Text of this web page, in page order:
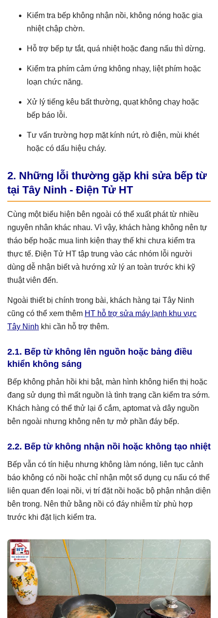
Kiểm tra bếp không nhận nồi, không nóng hoặc gia
nhiệt chập chờn.
Hỗ trợ bếp tự tắt, quá nhiệt hoặc đang nấu thì dừng.
Kiểm tra phím cảm ứng không nhạy, liệt phím hoặc
loạn chức năng.
Xử lý tiếng kêu bất thường, quạt không chạy hoặc
bếp báo lỗi.
Tư vấn trường hợp mặt kính nứt, rò điện, mùi khét
hoặc có dấu hiệu cháy.
2. Những lỗi thường gặp khi sửa bếp từ
tại Tây Ninh - Điện Tử HT
Cùng một biểu hiện bên ngoài có thể xuất phát từ nhiều
nguyên nhân khác nhau. Vì vậy, khách hàng không nên tự
tháo bếp hoặc mua linh kiện thay thế khi chưa kiểm tra
thực tế. Điện Tử HT tập trung vào các nhóm lỗi người
dùng dễ nhận biết và hướng xử lý an toàn trước khi kỹ
thuật viên đến.
Ngoài thiết bị chính trong bài, khách hàng tại Tây Ninh
cũng có thể xem thêm HT hỗ trợ sửa máy lạnh khu vực
Tây Ninh khi cần hỗ trợ thêm.
2.1. Bếp từ không lên nguồn hoặc bảng điều
khiển không sáng
Bếp không phản hồi khi bật, màn hình không hiển thị hoặc
đang sử dụng thì mất nguồn là tình trạng cần kiểm tra sớm.
Khách hàng có thể thử lại ổ cắm, aptomat và dây nguồn
bên ngoài nhưng không nên tự mở phần đáy bếp.
2.2. Bếp từ không nhận nồi hoặc không tạo nhiệt
Bếp vẫn có tín hiệu nhưng không làm nóng, liên tục cảnh
báo không có nồi hoặc chỉ nhận một số dụng cụ nấu có thể
liên quan đến loại nồi, vị trí đặt nồi hoặc bộ phận nhận diện
bên trong. Nên thử bằng nồi có đáy nhiễm từ phù hợp
trước khi đặt lịch kiểm tra.